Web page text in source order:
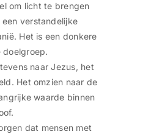
om licht te brengen
verstandelijke
Het is een donkere
doelgroep.
naar Jezus, het
Het omzien naar de
waarde binnen
dat mensen met